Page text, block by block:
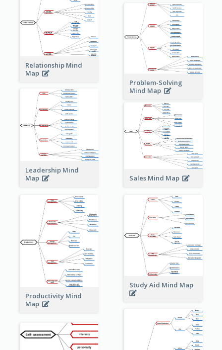
Relationship Mind
Map
Problem-Solving
Mind Map
Leadership Mind
Map
Sales Mind Map
Productivity Mind
Map
Study Aid Mind Map